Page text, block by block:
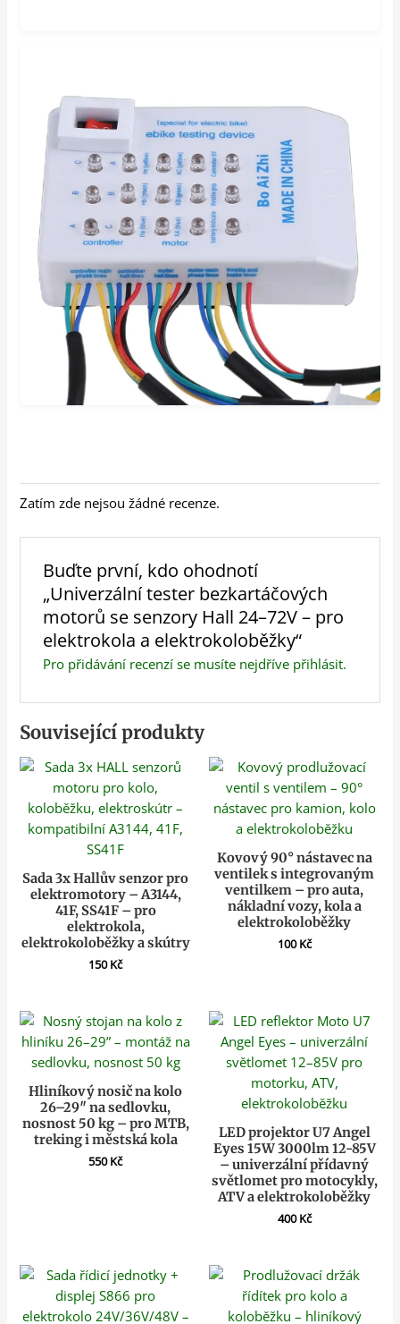
Zatím zde nejsou žádné recenze.
Buďte první, kdo ohodnotí
„Univerzální tester bezkartáčových
motorů se senzory Hall 24–72V – pro
elektrokola a elektrokoloběžky“
Pro přidávání recenzí se musíte nejdříve přihlásit.
Související produkty
Sada 3x Hallův senzor pro
elektromotory – A3144,
41F, SS41F – pro
elektrokola,
elektrokoloběžky a skútry
150Kč
Kovový 90° nástavec na
ventilek s integrovaným
ventilkem – pro auta,
nákladní vozy, kola a
elektrokoloběžky
100Kč
Hliníkový nosič na kolo
26–29″ na sedlovku,
nosnost 50 kg – pro MTB,
treking i městská kola
550Kč
LED projektor U7 Angel
Eyes 15W 3000lm 12-85V
– univerzální přídavný
světlomet pro motocykly,
ATV a elektrokoloběžky
400Kč